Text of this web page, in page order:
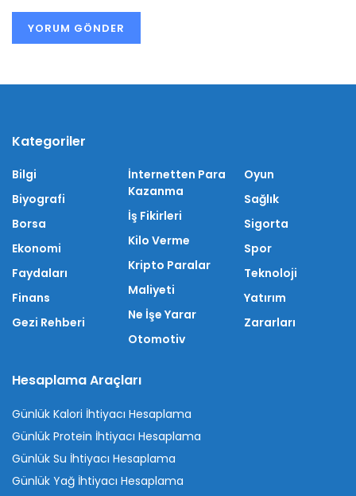
Kategoriler
Bilgi
Biyografi
Borsa
Ekonomi
Faydaları
Finans
Gezi Rehberi
İnternetten Para
Kazanma
İş Fikirleri
Kilo Verme
Kripto Paralar
Maliyeti
Ne İşe Yarar
Otomotiv
Oyun
Sağlık
Sigorta
Spor
Teknoloji
Yatırım
Zararları
Hesaplama Araçları
Günlük Kalori İhtiyacı Hesaplama
Günlük Protein İhtiyacı Hesaplama
Günlük Su İhtiyacı Hesaplama
Günlük Yağ İhtiyacı Hesaplama